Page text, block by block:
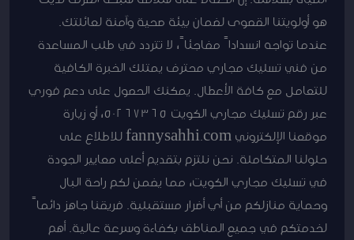
هو أولويتنا القصوى لضمان بيئة صحية وآمنة لعائلتك.
عندما تواجه انسداداً مفاجئاً، لا تتردد في طلب المساعدة
من فني تسليك مجاري محترف يمتلك الخبرة الكافية
للتعامل مع كافة الأعطال. يمكنك الحصول على دعم فوري
عبر رقم تسليك مجاري الكويت 50267365، أو زيارة
موقعنا الإلكتروني fannysahhi.com للاطلاع على
حلولنا المتكاملة. نحن نلتزم بتقديم أعلى معايير الجودة
في تسليك مجاري الكويت، مما يضمن لكم راحة البال
وحماية منازلكم من أي أضرار مستقبلية. فريقنا جاهز دائماً
لخدمتكم في جميع المناطق بكفاءة وسرعة عالية. أهم